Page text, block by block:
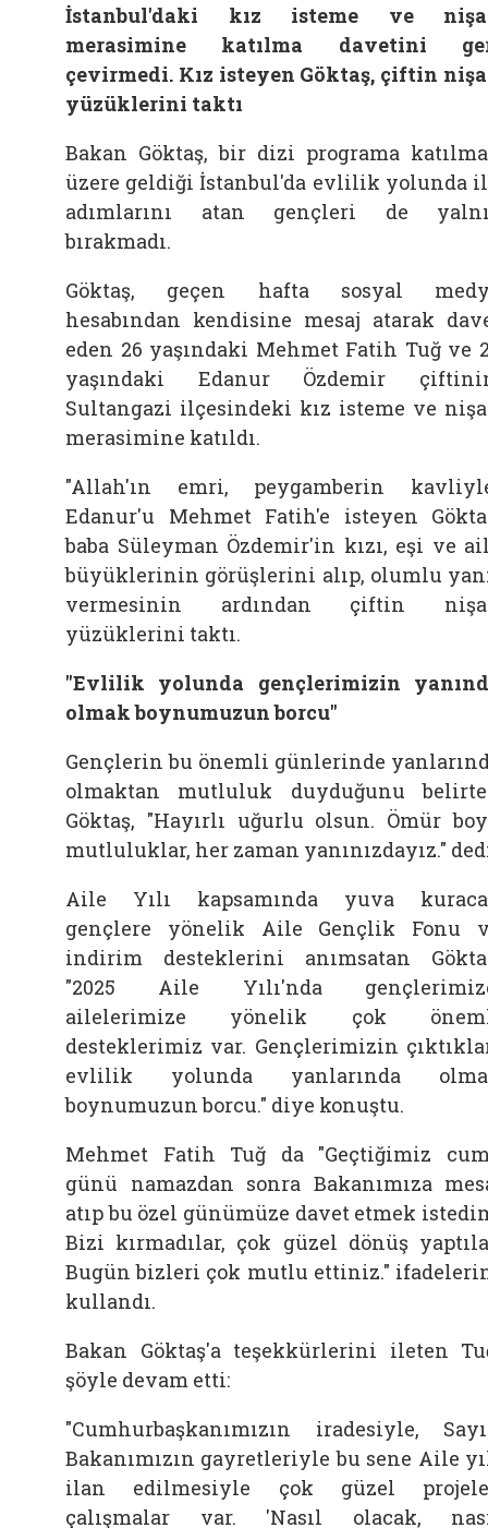
İstanbul'daki kız isteme ve
merasimine katılma davetini
çevirmedi. Kız isteyen Göktaş, çiftin
yüzüklerini taktı
Bakan Göktaş, bir dizi programa
üzere geldiği İstanbul'da evlilik yolunda
adımlarını atan gençleri de
bırakmadı.
Göktaş, geçen hafta sosyal
hesabından kendisine mesaj atarak
eden 26 yaşındaki Mehmet Fatih Tuğ ve
yaşındaki Edanur Özdemir
Sultangazi ilçesindeki kız isteme ve
merasimine katıldı.
"Allah'ın emri, peygamberin
Edanur'u Mehmet Fatih'e isteyen
baba Süleyman Özdemir'in kızı, eşi ve
büyüklerinin görüşlerini alıp, olumlu
vermesinin ardından çiftin
yüzüklerini taktı.
"Evlilik yolunda gençlerimizin
olmak boynumuzun borcu"
Gençlerin bu önemli günlerinde
olmaktan mutluluk duyduğunu
Göktaş, "Hayırlı uğurlu olsun. Ömür
mutluluklar, her zaman yanınızdayız."
Aile Yılı kapsamında yuva
gençlere yönelik Aile Gençlik Fonu
indirim desteklerini anımsatan
"2025 Aile Yılı'nda
ailelerimize yönelik çok
desteklerimiz var. Gençlerimizin
evlilik yolunda yanlarında
boynumuzun borcu." diye konuştu.
Mehmet Fatih Tuğ da "Geçtiğimiz
günü namazdan sonra Bakanımıza
atıp bu özel günümüze davet etmek
Bizi kırmadılar, çok güzel dönüş
Bugün bizleri çok mutlu ettiniz."
kullandı.
Bakan Göktaş'a teşekkürlerini ileten
şöyle devam etti:
"Cumhurbaşkanımızın iradesiyle,
Bakanımızın gayretleriyle bu sene Aile
ilan edilmesiyle çok güzel
çalışmalar var. 'Nasıl olacak,